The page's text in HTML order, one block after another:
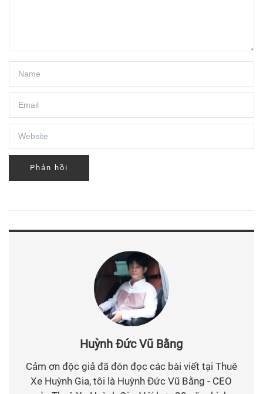
Huỳnh Đức Vũ Bằng
Cảm ơn độc giả đã đón đọc các bài viết tại Thuê
Xe Huỳnh Gia, tôi là Huỳnh Đức Vũ Bằng - CEO